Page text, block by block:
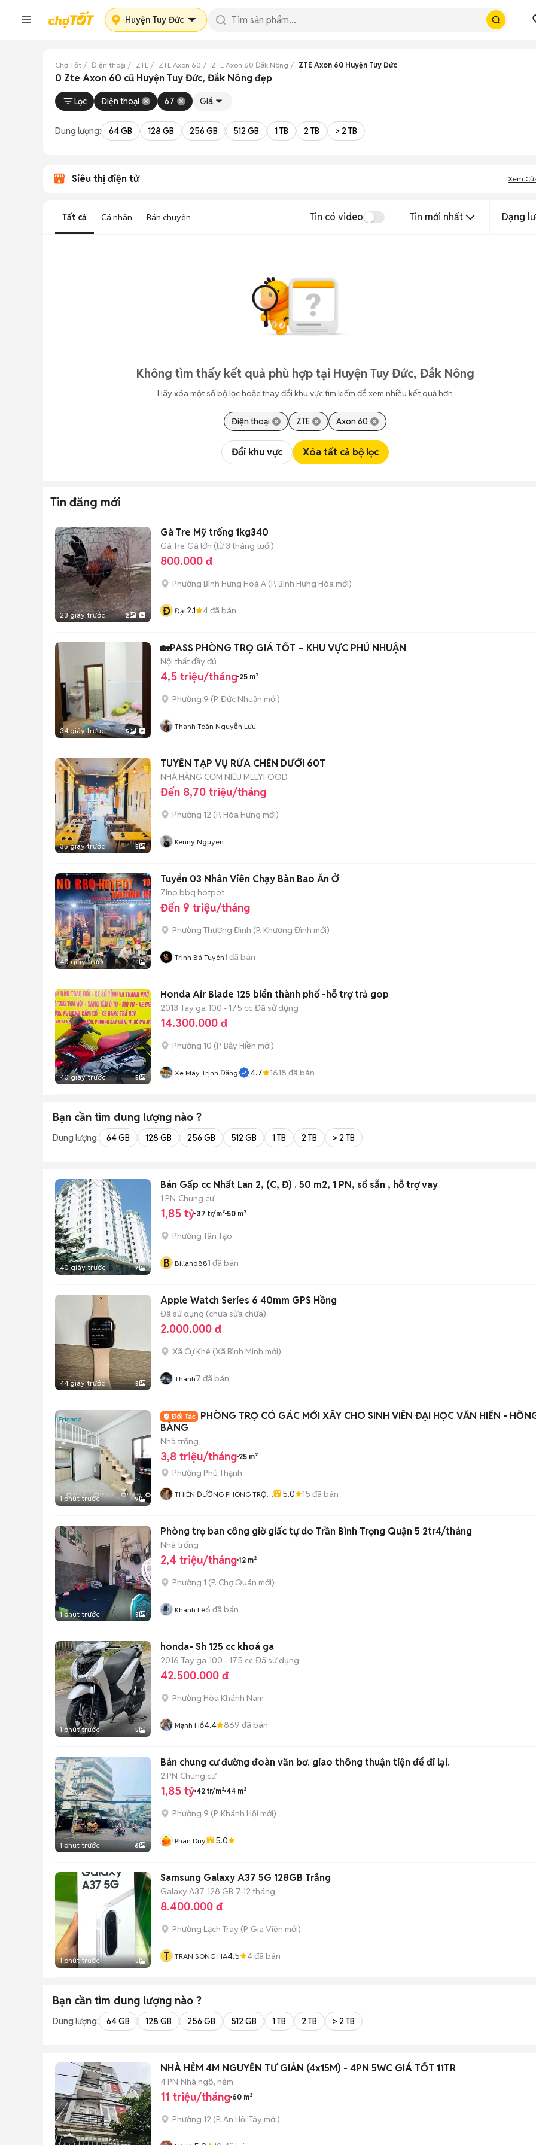
Huyện Tuy Đức
Chợ Tốt Điện thoại ZTE ZTE Axon 60 ZTE Axon 60 Đắk Nông ZTE Axon 60 Huyện Tuy Đức
0 Zte Axon 60 cũ Huyện Tuy Đức, Đắk Nông đẹp
Lọc Điện thoại 67 Giá
Dung lượng: 64 GB 128 GB 256 GB 512 GB 1 TB 2 TB > 2 TB
Siêu thị điện tử Xem
Tất cả Cá nhân Bán chuyên Tin có video Tin mới nhất Dạng
Không tìm thấy kết quả phù hợp tại Huyện Tuy Đức, Đắk Nông
Hãy xóa một số bộ lọc hoặc thay đổi khu vực tìm kiếm để xem nhiều kết quả hơn
Điện thoại ZTE Axon 60
Đổi khu vực Xóa tất cả bộ lọc
Tin đăng mới
23 giây trước 2
Gà Tre Mỹ trống 1kg340
Gà Tre Gà lớn (từ 3 tháng tuổi)
800.000 đ
Phường Bình Hưng Hoà A (P. Bình Hưng Hòa mới)
Đ Đạt2.1 4đã bán
34 giây trước 5
🏡PASS PHÒNG TRỌ GIÁ TỐT – KHU VỰC PHÚ NHUẬN
Nội thất đầy đủ
4,5 triệu/tháng 25 m²
Phường 9 (P. Đức Nhuận mới)
Thanh Toàn Nguyễn Lưu
35 giây trước 5
TUYỂN TẠP VỤ RỬA CHÉN DƯỚI 60T
NHÀ HÀNG CƠM NIÊU MELYFOOD
Đến 8,70 triệu/tháng
Phường 12 (P. Hòa Hưng mới)
Kenny Nguyen
40 giây trước 1
Tuyển 03 Nhân Viên Chạy Bàn Bao Ăn Ở
Zino bbq hotpot
Đến 9 triệu/tháng
Phường Thượng Đình (P. Khương Đình mới)
Trịnh Bá Tuyên1 đã bán
40 giây trước 5
Honda Air Blade 125 biển thành phố -hỗ trợ trả gop
2013 Tay ga 100 - 175 cc Đã sử dụng
14.300.000 đ
Phường 10 (P. Bảy Hiền mới)
Xe Máy Trịnh Đăng 4.7 1618 đã bán
Bạn cần tìm dung lượng nào ?
Dung lượng: 64 GB 128 GB 256 GB 512 GB 1 TB 2 TB > 2 TB
40 giây trước 7
Bán Gấp cc Nhất Lan 2, (C, Đ) . 50 m2, 1 PN, sổ sẵn , hỗ trợ vay
1 PN Chung cư
1,85 tỷ 37 tr/m² 50 m²
Phường Tân Tạo
B Billand881 đã bán
44 giây trước 5
Apple Watch Series 6 40mm GPS Hồng
Đã sử dụng (chưa sửa chữa)
2.000.000 đ
Xã Cự Khê (Xã Bình Minh mới)
Thanh7 đã bán
1 phút trước 9
PHÒNG TRỌ CÓ GÁC MỚI XÂY CHO SINH VIÊN ĐẠI HỌC VĂN HIẾN -
BÀNG
Nhà trống
3,8 triệu/tháng 25 m²
Phường Phú Thạnh
THIÊN ĐƯỜNG PHÒNG TRỌ -
5.0 15 đã bán
1 phút trước 5
Phòng trọ ban công giờ giấc tự do Trần Bình Trọng Quận 5 2tr4/tháng
Nhà trống
2,4 triệu/tháng 12 m²
Phường 1 (P. Chợ Quán mới)
Khanh Lê6 đã bán
1 phút trước 5
honda- Sh 125 cc khoá ga
2016 Tay ga 100 - 175 cc Đã sử dụng
42.500.000 đ
Phường Hòa Khánh Nam
Mạnh Hổ4.4 869 đã bán
1 phút trước 6
Bán chung cư đường đoàn văn bơ. giao thông thuận tiện để đi lại.
2 PN Chung cư
1,85 tỷ 42 tr/m² 44 m²
Phường 9 (P. Khánh Hội mới)
Phan Duy 5.0
1 phút trước 5
Samsung Galaxy A37 5G 128GB Trắng
Galaxy A37 128 GB 7-12 tháng
8.400.000 đ
Phường Lạch Tray (P. Gia Viên mới)
T TRAN SONG HA4.5 4đã bán
Bạn cần tìm dung lượng nào ?
Dung lượng: 64 GB 128 GB 256 GB 512 GB 1 TB 2 TB > 2 TB
NHÀ HẺM 4M NGUYỄN TƯ GIẢN (4x15M) - 4PN 5WC GIÁ TỐT 11TR
4 PN Nhà ngõ, hẻm
11 triệu/tháng 60 m²
Phường 12 (P. An Hội Tây mới)